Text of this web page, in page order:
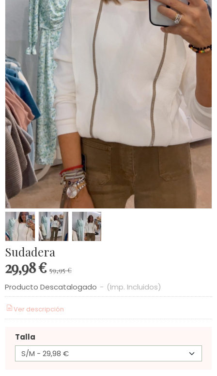
Sudadera
29,98 € 59,95 €
Producto Descatalogado - (Imp. Incluidos)
Ver descripción
Talla